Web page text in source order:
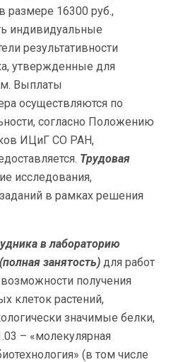
16300 руб.,
индивидуальные
результативности
утвержденные для
Выплаты
осуществляются по
согласно Положению
ИЦиГ СО РАН,
Трудовая
исследования,
в рамках решения
в лабораторию
занятость) для работ
получения
клеток растений,
значимые белки,
– «молекулярная
(в том числе